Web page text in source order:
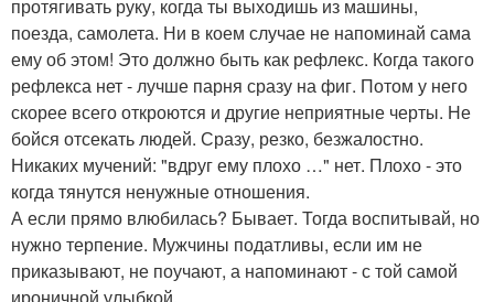
протягивать руку, когда ты выходишь из машины,
поезда, самолета. Ни в коем случае не напоминай сама
ему об этом! Это должно быть как рефлекс. Когда такого
рефлекса нет - лучше парня сразу на фиг. Потом у него
скорее всего откроются и другие неприятные черты. Не
бойся отсекать людей. Сразу, резко, безжалостно.
Никаких мучений: "вдруг ему плохо …" нет. Плохо - это
когда тянутся ненужные отношения.
А если прямо влюбилась? Бывает. Тогда воспитывай, но
нужно терпение. Мужчины податливы, если им не
приказывают, не поучают, а напоминают - с той самой